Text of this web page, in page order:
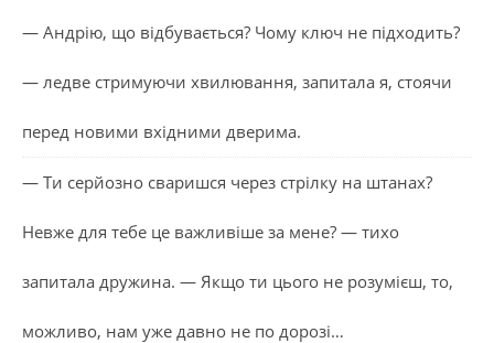
— Андрію, що відбувається? Чому ключ не підходить?
— ледве стримуючи хвилювання, запитала я, стоячи
перед новими вхідними дверима.
— Ти серйозно сваришся через стрілку на штанах?
Невже для тебе це важливіше за мене? — тихо
запитала дружина. — Якщо ти цього не розумієш, то,
можливо, нам уже давно не по дорозі…